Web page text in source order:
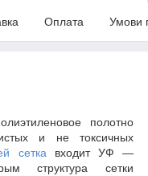
Оплата Умови
полотно
и не токсичных
сетка входит УФ —
структура сетки